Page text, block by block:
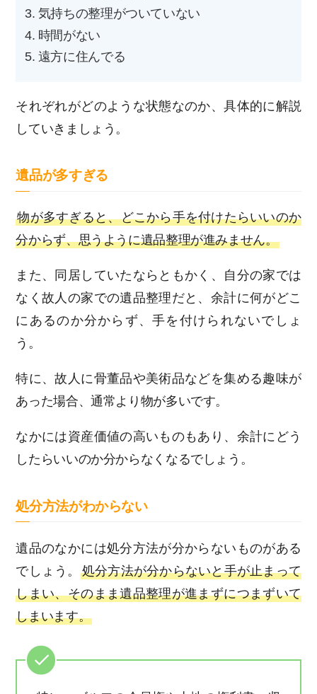
気持ちの整理がついていない
時間がない
遠方に住んでる
それぞれがどのような状態なのか、具体的に解説
していきましょう。
遺品が多すぎる
物が多すぎると、どこから手を付けたらいいのか
分からず、思うように遺品整理が進みません。
また、同居していたならともかく、自分の家では
なく故人の家での遺品整理だと、余計に何がどこ
にあるのか分からず、手を付けられないでしょ
う。
特に、故人に骨董品や美術品などを集める趣味が
あった場合、通常より物が多いです。
なかには資産価値の高いものもあり、余計にどう
したらいいのか分からなくなるでしょう。
処分方法がわからない
遺品のなかには処分方法が分からないものがある
でしょう。 処分方法が分からないと手が止まって
しまい、そのまま遺品整理が進まずにつまずいて
しまいます。